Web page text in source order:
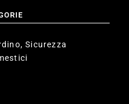
Sicurezza